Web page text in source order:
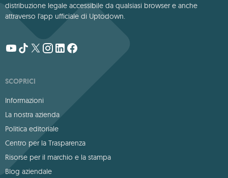
distribuzione legale accessibile da qualsiasi browser e anche
attraverso l'app ufficiale di Uptodown.
SCOPRICI
Informazioni
La nostra azienda
Politica editoriale
Centro per la Trasparenza
Risorse per il marchio e la stampa
Blog aziendale